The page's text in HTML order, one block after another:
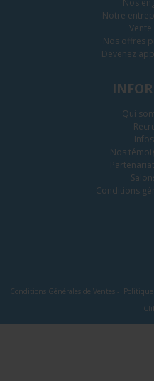
Notre
Nos offres
Devenez
Qui
Nos
Conditions
Conditions Générales de Ventes-